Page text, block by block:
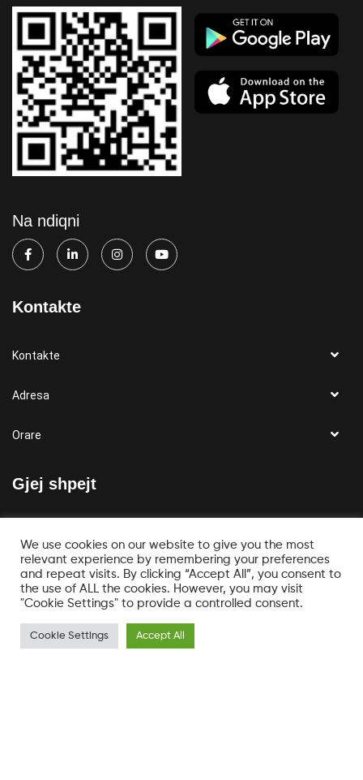
Na ndiqni
Kontakte
Kontakte
Adresa
Orare
Gjej shpejt
Të rejat
Blog
Merr njoftimet e fundit
We use cookies on our website to give you the most
relevant experience by remembering your preferences
and repeat visits. By clicking “Accept All”, you consent to
the use of ALL the cookies. However, you may visit
"Cookie Settings" to provide a controlled consent.
Cookie Settings Accept All